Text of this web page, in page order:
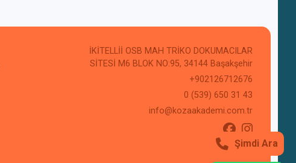
İKİTELLİİ OSB MAH TRİKO DOKUMACILAR
SİTESİ M6 BLOK NO:95, 34144 Başakşehir
+902126712676
0 (539) 650 31 43
info@kozaakademi.com.tr
Şimdi Ara